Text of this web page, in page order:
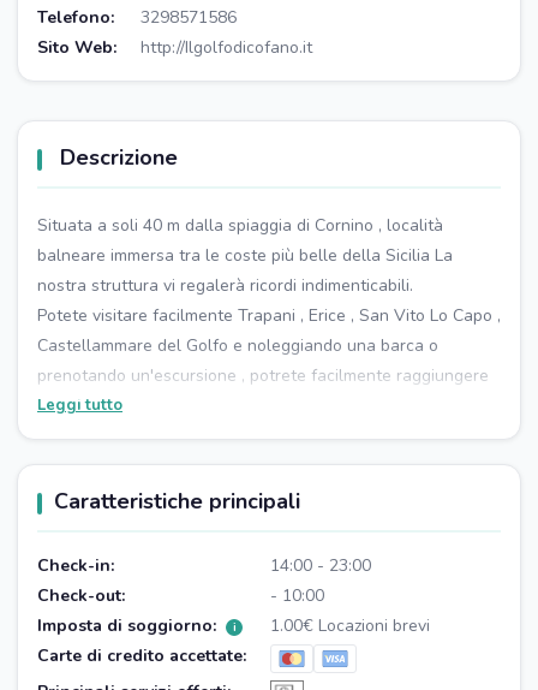
Telefono:
3298571586
Sito Web:
http://Ilgolfodicofano.it
Descrizione
Situata a soli 40 m dalla spiaggia di Cornino , località
balneare immersa tra le coste più belle della Sicilia La
nostra struttura vi regalerà ricordi indimenticabili.
Potete visitare facilmente Trapani , Erice , San Vito Lo Capo ,
Castellammare del Golfo e noleggiando una barca o
prenotando un'escursione , potrete facilmente raggiungere
le bellissime isole di Favignana, levanzo , Marettimo e
scoprire posti mitici come i faraglioni di Scopello e la riserva
dello zingaro . E non dimentichiamo le escursioni a Erice ,
Trapani e Castellammare con la loro storia e cultura e il sito
maestoso. Sono infinite le possibilità di esplorare e scoprire
la bellezza della Sicilia !
Questa splendida casa vacanza ti accoglie in un ambiente
raffinato È confortevole , perfetto per una vacanza
all'insegna del relax e della bellezza naturale L'abitazione
Leggi tutto
Caratteristiche principali
Check-in:
14:00 - 23:00
Check-out:
- 10:00
Imposta di soggiorno:
i
1.00€ Locazioni brevi
Carte di credito accettate: